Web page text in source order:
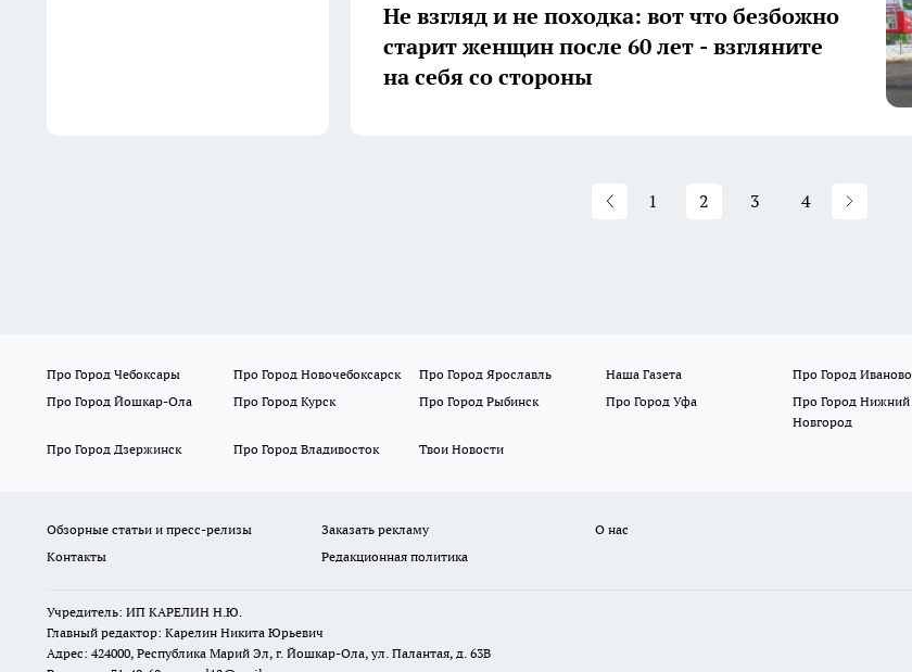
Не взгляд и не походка: вот что безбожно
старит женщин после 60 лет - взгляните
на себя со стороны
1 2 3 4
Про Город Чебоксары Про Город Новочебоксарск Про Город Ярославль Наша Газета
Про Город Иваново
Про Город Йошкар-Ола
Про Город Курск Про Город Рыбинск Про Город Уфа
Про Город Нижний
Новгород
Про Город Дзержинск
Про Город Владивосток Твои Новости
Обзорные статьи и пресс-релизы Заказать рекламу
О нас
Контакты
Редакционная политика
Учредитель: ИП КАРЕЛИН Н.Ю.
Главный редактор: Карелин Никита Юрьевич
Адрес: 424000, Республика Марий Эл, г. Йошкар-Ола, ул. Палантая, д. 63В